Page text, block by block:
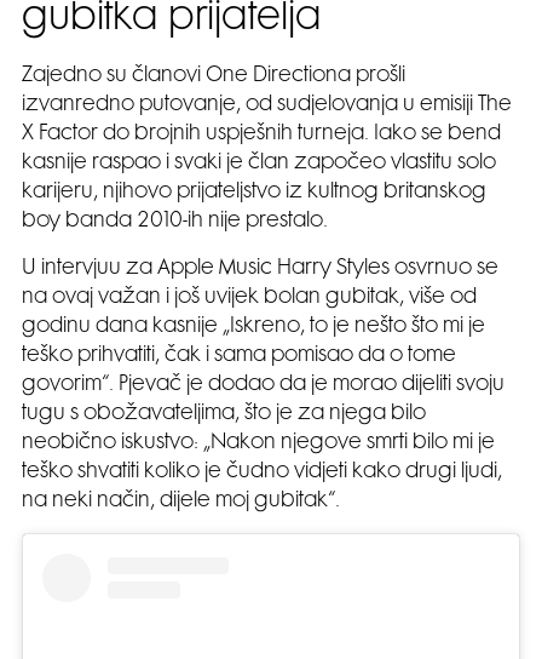
gubitka prijatelja
Zajedno su članovi One Directiona prošli
izvanredno putovanje, od sudjelovanja u emisiji The
X Factor do brojnih uspješnih turneja. Iako se bend
kasnije raspao i svaki je član započeo vlastitu solo
karijeru, njihovo prijateljstvo iz kultnog britanskog
boy banda 2010-ih nije prestalo.
U intervjuu za Apple Music Harry Styles osvrnuo se
na ovaj važan i još uvijek bolan gubitak, više od
godinu dana kasnije „Iskreno, to je nešto što mi je
teško prihvatiti, čak i sama pomisao da o tome
govorim“. Pjevač je dodao da je morao dijeliti svoju
tugu s obožavateljima, što je za njega bilo
neobično iskustvo: „Nakon njegove smrti bilo mi je
teško shvatiti koliko je čudno vidjeti kako drugi ljudi,
na neki način, dijele moj gubitak“.